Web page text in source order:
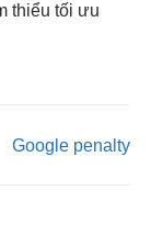
thiểu tối ưu
Google penalty